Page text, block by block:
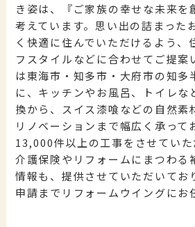
き姿は、『ご家族の幸せな未来を
考えています。思い出の詰まった
く快適に住んでいただけるよう、
フスタイルなどに合わせてご提案
は東海市・知多市・大府市の知多
に、キッチンやお風呂、トイレな
換から、スイス漆喰などの自然素
リノベーションまで幅広く承って
13,000件以上の工事をさせていた
介護保険やリフォームにまつわる
情報も、提供させていただいてお
申請までリフォームウイングにお